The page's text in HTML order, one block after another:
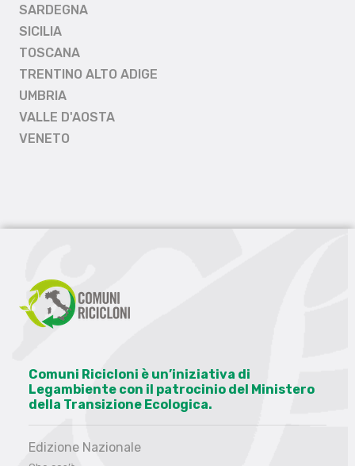
SARDEGNA
SICILIA
TOSCANA
TRENTINO ALTO ADIGE
UMBRIA
VALLE D'AOSTA
VENETO
Comuni Ricicloni è un’iniziativa di
Legambiente con il patrocinio del Ministero
della Transizione Ecologica.
Edizione Nazionale